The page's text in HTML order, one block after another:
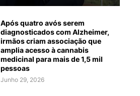
Após quatro avós serem
diagnosticados com Alzheimer,
irmãos criam associação que
amplia acesso à cannabis
medicinal para mais de 1,5 mil
pessoas
Junho 29, 2026